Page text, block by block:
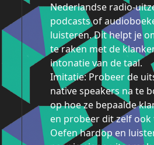
Nederlandse radio-
podcasts of
luisteren. Dit helpt je
te raken met de
intonatie van de taal.
Imitatie: Probeer de
native speakers na te
op hoe ze bepaalde
en probeer dit zelf ook
Oefen hardop en